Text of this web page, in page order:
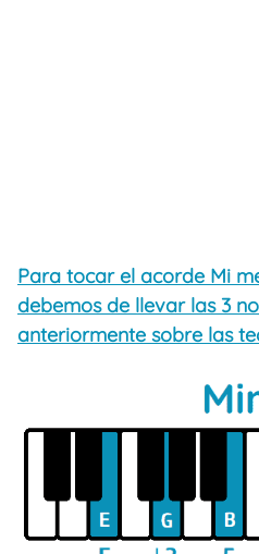
Para tocar el acorde Mi
debemos de llevar las 3
anteriormente sobre las